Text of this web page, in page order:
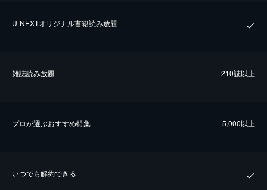
U-NEXTオリジナル書籍読み放題
雑誌読み放題 210誌以上
プロが選ぶおすすめ特集 5,000以上
いつでも解約できる